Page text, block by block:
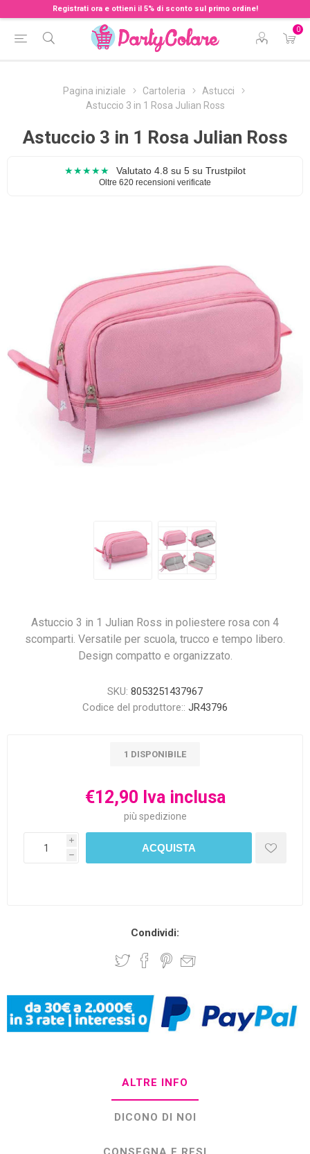
Registrati ora e ottieni il 5% di sconto sul primo ordine!
0
Pagina iniziale Cartoleria
Astucci
Astuccio 3 in 1 Rosa Julian Ross
Astuccio 3 in 1 Rosa Julian Ross
★★★★★ Valutato 4.8 su 5 su Trustpilot
Oltre 620 recensioni verificate
Astuccio 3 in 1 Julian Ross in poliestere rosa con 4
scomparti. Versatile per scuola, trucco e tempo libero.
Design compatto e organizzato.
SKU: 8053251437967
Codice del produttore:: JR43796
1 DISPONIBILE
€12,90 Iva inclusa
più spedizione
i
h
Condividi:
ALTRE INFO
DICONO DI NOI